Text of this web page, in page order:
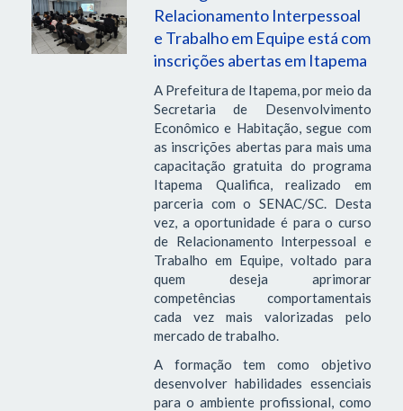
Relacionamento Interpessoal
e Trabalho em Equipe está com
inscrições abertas em Itapema
A Prefeitura de Itapema, por meio da
Secretaria de Desenvolvimento
Econômico e Habitação, segue com
as inscrições abertas para mais uma
capacitação gratuita do programa
Itapema Qualifica, realizado em
parceria com o SENAC/SC. Desta
vez, a oportunidade é para o curso
de Relacionamento Interpessoal e
Trabalho em Equipe, voltado para
quem deseja aprimorar
competências comportamentais
cada vez mais valorizadas pelo
mercado de trabalho.
A formação tem como objetivo
desenvolver habilidades essenciais
para o ambiente profissional, como